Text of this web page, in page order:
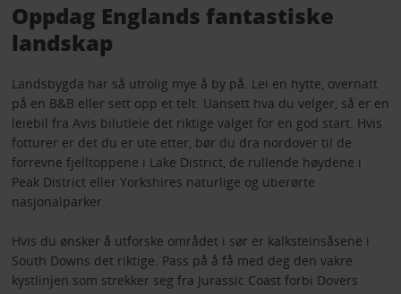
Oppdag Englands fantastiske
landskap
Landsbygda har så utrolig mye å by på. Lei en hytte, overnatt
på en B&B eller sett opp et telt. Uansett hva du velger, så er en
leiebil fra Avis bilutleie det riktige valget for en god start. Hvis
fotturer er det du er ute etter, bør du dra nordover til de
forrevne fjelltoppene i Lake District, de rullende høydene i
Peak District eller Yorkshires naturlige og uberørte
nasjonalparker.
Hvis du ønsker å utforske området i sør er kalksteinsåsene i
South Downs det riktige. Pass på å få med deg den vakre
kystlinjen som strekker seg fra Jurassic Coast forbi Dovers